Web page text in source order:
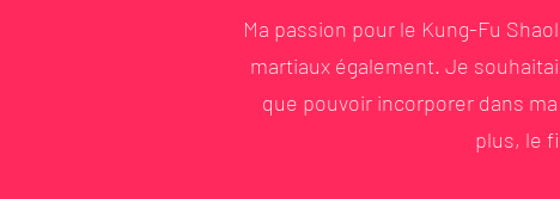
Ma passion pour le Kung-Fu
martiaux également. Je
que pouvoir incorporer dans
plus, le